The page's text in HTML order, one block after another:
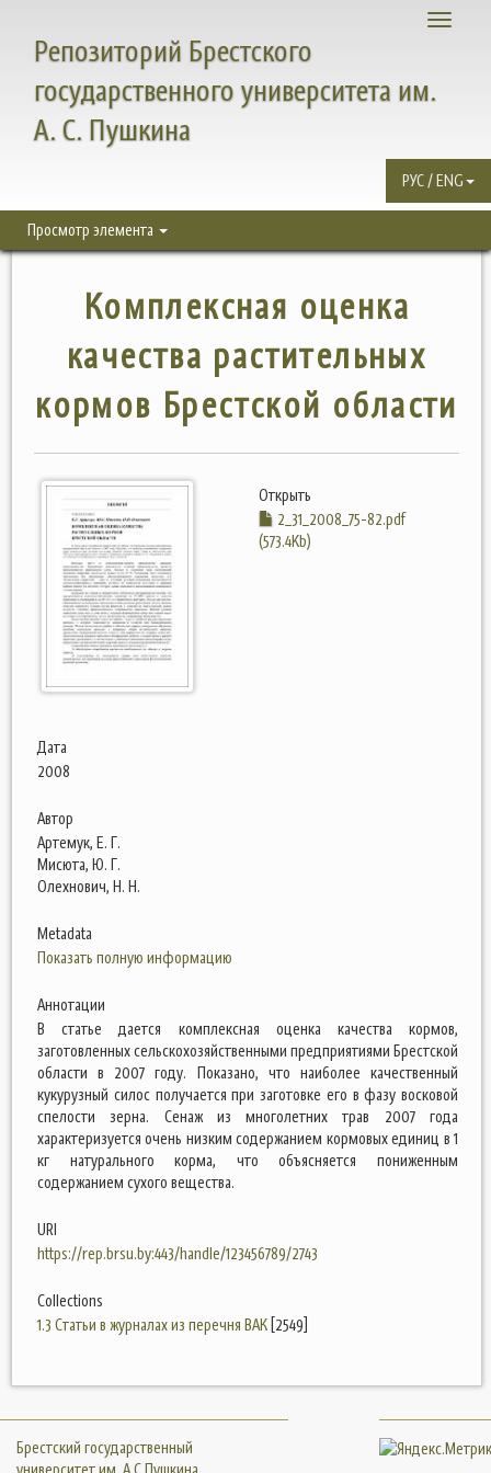
Toggle
Репозиторий Брестского
государственного университета им.
А. С. Пушкина
РУС / ENG
Просмотр элемента
Комплексная оценка
качества растительных
кормов Брестской области
Открыть
2_31_2008_75-82.pdf
(573.4Kb)
Дата
2008
Автор
Артемук, Е. Г.
Мисюта, Ю. Г.
Олехнович, Н. Н.
Metadata
Показать полную информацию
Аннотации
В статье дается комплексная оценка качества кормов,
заготовленных сельскохозяйственными предприятиями Брестской
области в 2007 году. Показано, что наиболее качественный
кукурузный силос получается при заготовке его в фазу восковой
спелости зерна. Сенаж из многолетних трав 2007 года
характеризуется очень низким содержанием кормовых единиц в 1
кг натурального корма, что объясняется пониженным
содержанием сухого вещества.
URI
https://rep.brsu.by:443/handle/123456789/2743
Collections
1.3 Статьи в журналах из перечня ВАК [2549]
Брестский государственный